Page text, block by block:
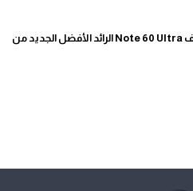
مراجعة هاتف Note 60 Ultra الرائد الأفضل الجديد من